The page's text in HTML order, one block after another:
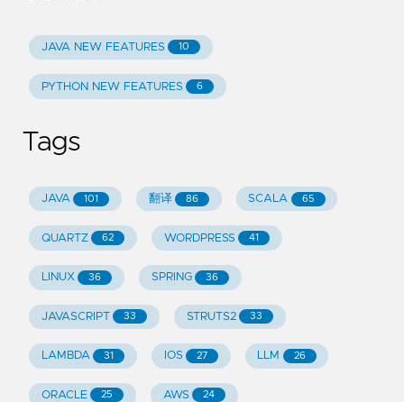
JAVA NEW FEATURES 10
PYTHON NEW FEATURES 6
Tags
JAVA 101 翻译 86 SCALA 65
QUARTZ 62 WORDPRESS 41
LINUX 36 SPRING 36
JAVASCRIPT 33 STRUTS2 33
LAMBDA 31 IOS 27 LLM 26
ORACLE 25 AWS 24